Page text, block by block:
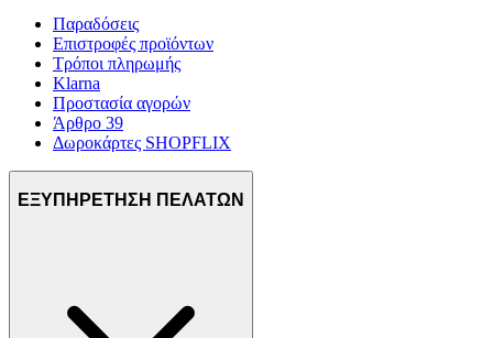
Παραδόσεις
Επιστροφές προϊόντων
Τρόποι πληρωμής
Klarna
Προστασία αγορών
Άρθρο 39
Δωροκάρτες SHOPFLIX
ΕΞΥΠΗΡΕΤΗΣΗ ΠΕΛΑΤΩΝ